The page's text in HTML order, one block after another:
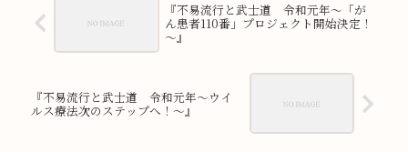
『不易流行と武士道 令和元年～「が
ん患者110番」プロジェクト開始決定！
～』
『不易流行と武士道 令和元年～ウイ
ルス療法次のステップへ！～』